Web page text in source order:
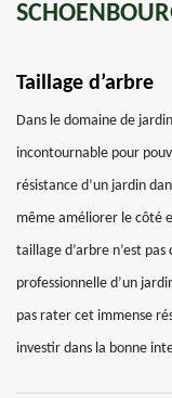
Taillage d’arbre
Dans le domaine de
incontournable pour
résistance d’un jardin
même améliorer le côté
taillage d’arbre n’est
professionnelle d’un
pas rater cet immense
investir dans la bonne